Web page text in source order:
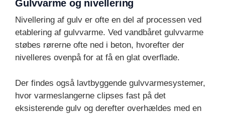
Gulvvarme og nivellering
Nivellering af gulv er ofte en del af processen ved
etablering af gulvvarme. Ved vandbåret gulvvarme
støbes rørerne ofte ned i beton, hvorefter der
nivelleres ovenpå for at få en glat overflade.
Der findes også lavtbyggende gulvvarmesystemer,
hvor varmeslangerne clipses fast på det
eksisterende gulv og derefter overhældes med en